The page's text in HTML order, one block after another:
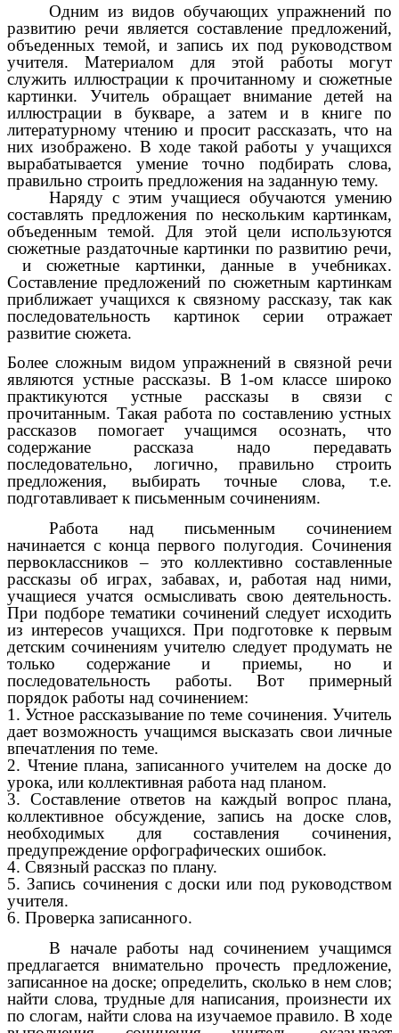
Одним из видов обучающих упражнений по
развитию речи является составление предложений,
объеденных темой, и запись их под руководством
учителя. Материалом для этой работы могут
служить иллюстрации к прочитанному и сюжетные
картинки. Учитель обращает внимание детей на
иллюстрации в букваре, а затем и в книге по
литературному чтению и просит рассказать, что на
них изображено. В ходе такой работы у учащихся
вырабатывается умение точно подбирать слова,
правильно строить предложения на заданную тему.
Наряду с этим учащиеся обучаются умению
составлять предложения по нескольким картинкам,
объеденным темой. Для этой цели используются
сюжетные раздаточные картинки по развитию речи,
и сюжетные картинки, данные в учебниках.
Составление предложений по сюжетным картинкам
приближает учащихся к связному рассказу, так как
последовательность картинок серии отражает
развитие сюжета.
Более сложным видом упражнений в связной речи
являются устные рассказы. В 1-ом классе широко
практикуются устные рассказы в связи с
прочитанным. Такая работа по составлению устных
рассказов помогает учащимся осознать, что
содержание рассказа надо передавать
последовательно, логично, правильно строить
предложения, выбирать точные слова, т.е.
подготавливает к письменным сочинениям.
Работа над письменным сочинением
начинается с конца первого полугодия. Сочинения
первоклассников – это коллективно составленные
рассказы об играх, забавах, и, работая над ними,
учащиеся учатся осмысливать свою деятельность.
При подборе тематики сочинений следует исходить
из интересов учащихся. При подготовке к первым
детским сочинениям учителю следует продумать не
только содержание и приемы, но и
последовательность работы. Вот примерный
порядок работы над сочинением:
1. Устное рассказывание по теме сочинения. Учитель
дает возможность учащимся высказать свои личные
впечатления по теме.
2. Чтение плана, записанного учителем на доске до
урока, или коллективная работа над планом.
3. Составление ответов на каждый вопрос плана,
коллективное обсуждение, запись на доске слов,
необходимых для составления сочинения,
предупреждение орфографических ошибок.
4. Связный рассказ по плану.
5. Запись сочинения с доски или под руководством
учителя.
6. Проверка записанного.
В начале работы над сочинением учащимся
предлагается внимательно прочесть предложение,
записанное на доске; определить, сколько в нем слов;
найти слова, трудные для написания, произнести их
по слогам, найти слова на изучаемое правило. В ходе